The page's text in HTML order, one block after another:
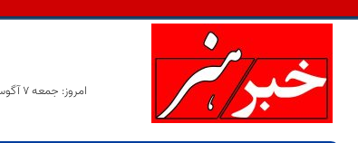
امروز: جمعه 7 آگوست 2026